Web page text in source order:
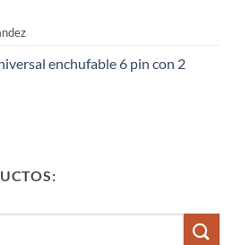
enchufable 6 pin con 2